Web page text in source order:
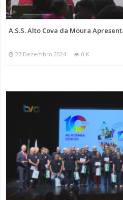
A.S.S. Alto Cova da Moura
27 Dezembro 2024 0 K